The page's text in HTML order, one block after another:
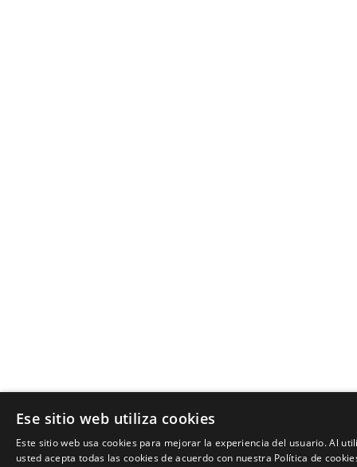
Ese sitio web utiliza cookies
Este sitio web usa cookies para mejorar la experiencia del usuario. Al
usted acepta todas las cookies de acuerdo con nuestra Política de